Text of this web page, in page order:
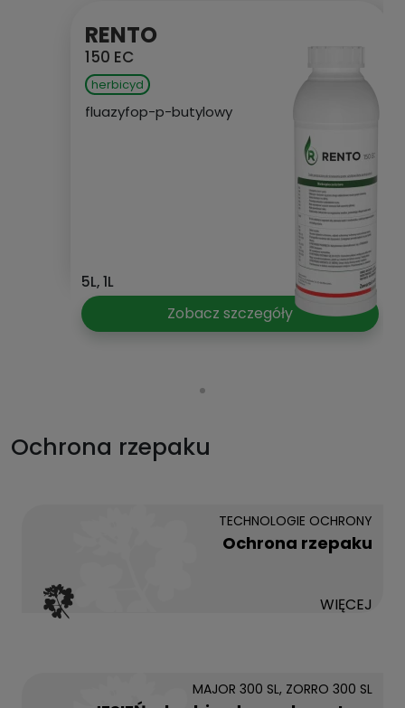
RENTO
150 EC
herbicyd
fluazyfop-p-butylowy
5L, 1L
Zobacz szczegóły
Ochrona rzepaku
TECHNOLOGIE OCHRONY
Ochrona rzepaku
WIĘCEJ
MAJOR 300 SL, ZORRO 300 SL